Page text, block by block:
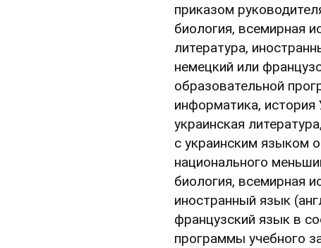
приказом
биология, всемирная
литература,
немецкий или
образовательной
информатика,
украинская
с украинским языком
национального
биология, всемирная
иностранный язык
французский язык в
программы учебного